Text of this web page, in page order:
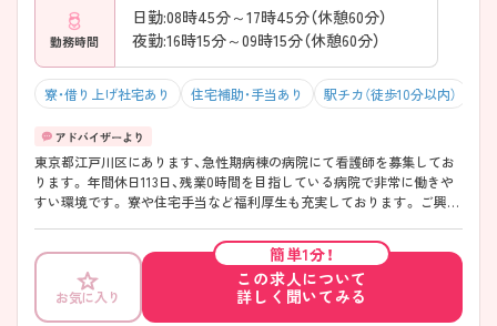
勤務時間
日勤:08時45分～17時45分（休憩60分）
夜勤:16時15分～09時15分（休憩60分）
寮・借り上げ社宅あり 住宅補助・手当あり 駅チカ（徒歩10分以内）
東京都江戸川区にあります、急性期病棟の病院にて看護師を募集してお
ります。 年間休日113日、残業0時間を目指している病院で非常に働きや
すい環境です。 寮や住宅手当など福利厚生も充実しております。 ご興味
お気に入り
簡単1分！
この求人について
詳しく聞いてみる